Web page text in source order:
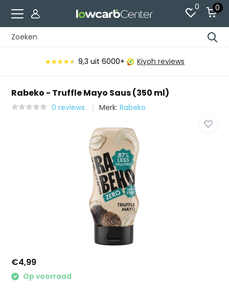
0 0
★★★★★
★★★★★ 9,3 uit 6000+ Kiyoh reviews
Rabeko - Truffle Mayo Saus (350 ml)
0 reviews Merk:Rabeko
€4,99
Op voorraad